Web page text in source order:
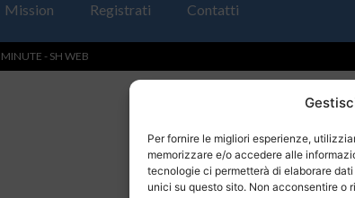
Per fornire le migliori esperienze,
memorizzare e/o accedere alle
tecnologie ci permetterà di elaborare
unici su questo sito. Non acconsentire o
Mission Registrati Contatti
MINUTE - SH WEB